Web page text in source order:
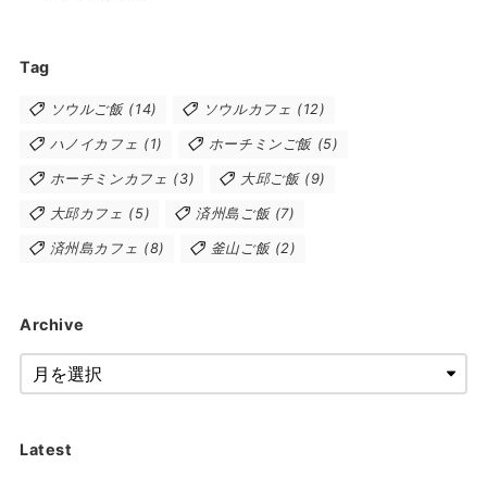
Tag
ソウルご飯(14) ソウルカフェ (12)
ハノイカフェ (1) ホーチミンご飯 (5)
ホーチミンカフェ (3) 大邱ご飯(9)
大邱カフェ (5) 済州島ご飯(7)
済州島カフェ (8) 釜山ご飯(2)
Archive
Latest